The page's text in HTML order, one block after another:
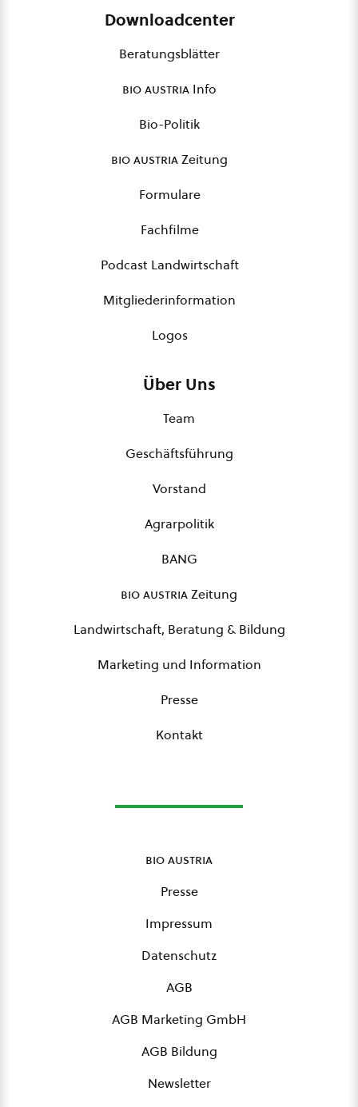
Downloadcenter
Beratungsblätter
bio austria Info
Bio-Politik
bio austriaZeitung
Formulare
Fachfilme
Podcast Landwirtschaft
Mitgliederinformation
Logos
Über Uns
Team
Geschäftsführung
Vorstand
Agrarpolitik
BANG
bio austriaZeitung
Landwirtschaft, Beratung & Bildung
Marketing und Information
Presse
Kontakt
bio austria
Presse
Impressum
Datenschutz
AGB
AGB Marketing GmbH
AGB Bildung
Newsletter